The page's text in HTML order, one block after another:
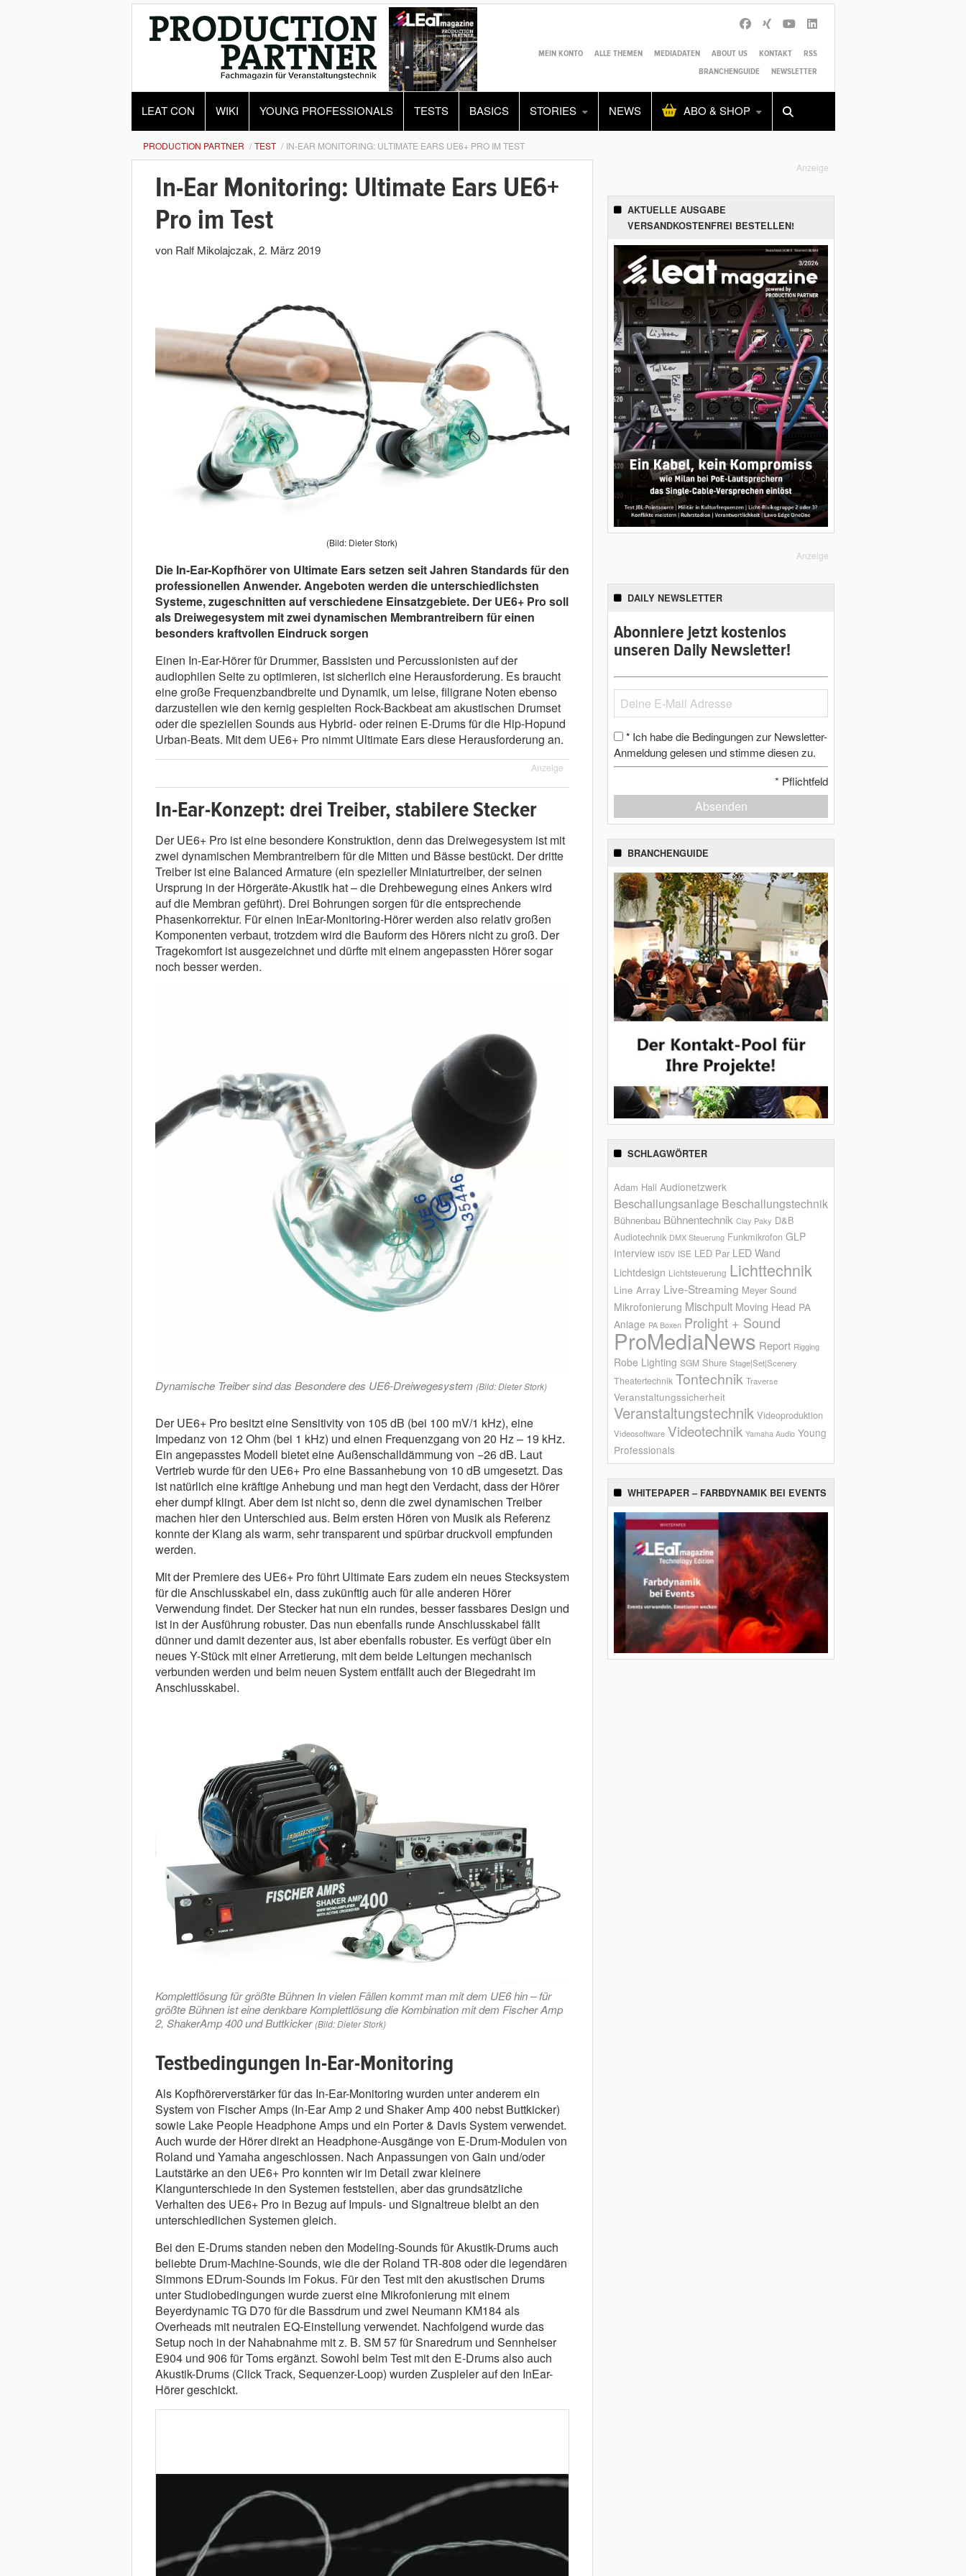
MEIN KONTO ALLE THEMEN MEDIADATEN ABOUT US KONTAKT
RSS
BRANCHENGUIDE
NEWSLETTER
LEAT CON WIKI YOUNG PROFESSIONALS TESTS BASICS STORIES NEWS ABO & SHOP
Alles Shop SUCHEN
PRODUCTION PARTNER TEST IN-EAR MONITORING: ULTIMATE EARS UE6+ PRO IM TEST
In-Ear Monitoring: Ultimate Ears UE6+
Pro im Test
von Ralf Mikolajczak, 2. März 2019
(Bild: Dieter Stork)
Die In-Ear-Kopfhörer von Ultimate Ears setzen seit Jahren Standards für den
professionellen Anwender. Angeboten werden die unterschiedlichsten
Systeme, zugeschnitten auf verschiedene Einsatzgebiete. Der UE6+ Pro soll
als Dreiwegesystem mit zwei dynamischen Membrantreibern für einen
besonders kraftvollen Eindruck sorgen
Einen In-Ear-Hörer für Drummer, Bassisten und Percussionisten auf der
audiophilen Seite zu optimieren, ist sicherlich eine Herausforderung. Es braucht
eine große Frequenzbandbreite und Dynamik, um leise, filigrane Noten ebenso
darzustellen wie den kernig gespielten Rock-Backbeat am akustischen Drumset
oder die speziellen Sounds aus Hybrid- oder reinen E-Drums für die Hip-Hopund
Urban-Beats. Mit dem UE6+ Pro nimmt Ultimate Ears diese Herausforderung an.
Anzeige
In-Ear-Konzept: drei Treiber, stabilere Stecker
Der UE6+ Pro ist eine besondere Konstruktion, denn das Dreiwegesystem ist mit
zwei dynamischen Membrantreibern für die Mitten und Bässe bestückt. Der dritte
Treiber ist eine Balanced Armature (ein spezieller Miniaturtreiber, der seinen
Ursprung in der Hörgeräte-Akustik hat – die Drehbewegung eines Ankers wird
auf die Membran geführt). Drei Bohrungen sorgen für die entsprechende
Phasenkorrektur. Für einen InEar-Monitoring-Hörer werden also relativ großen
Komponenten verbaut, trotzdem wird die Bauform des Hörers nicht zu groß. Der
Tragekomfort ist ausgezeichnet und dürfte mit einem angepassten Hörer sogar
noch besser werden.
Dynamische Treiber sind das Besondere des UE6-Dreiwegesystem (Bild: Dieter Stork)
Der UE6+ Pro besitzt eine Sensitivity von 105 dB (bei 100 mV/1 kHz), eine
Impedanz von 12 Ohm (bei 1 kHz) und einen Frequenzgang von 20 Hz – 19 kHz.
Ein angepasstes Modell bietet eine Außenschalldämmung von −26 dB. Laut
Vertrieb wurde für den UE6+ Pro eine Bassanhebung von 10 dB umgesetzt. Das
ist natürlich eine kräftige Anhebung und man hegt den Verdacht, dass der Hörer
eher dumpf klingt. Aber dem ist nicht so, denn die zwei dynamischen Treiber
machen hier den Unterschied aus. Beim ersten Hören von Musik als Referenz
konnte der Klang als warm, sehr transparent und spürbar druckvoll empfunden
werden.
Mit der Premiere des UE6+ Pro führt Ultimate Ears zudem ein neues Stecksystem
für die Anschlusskabel ein, dass zukünftig auch für alle anderen Hörer
Verwendung findet. Der Stecker hat nun ein rundes, besser fassbares Design und
ist in der Ausführung robuster. Das nun ebenfalls runde Anschlusskabel fällt
dünner und damit dezenter aus, ist aber ebenfalls robuster. Es verfügt über ein
neues Y-Stück mit einer Arretierung, mit dem beide Leitungen mechanisch
verbunden werden und beim neuen System entfällt auch der Biegedraht im
Anschlusskabel.
Komplettlösung für größte Bühnen In vielen Fällen kommt man mit dem UE6 hin – für
größte Bühnen ist eine denkbare Komplettlösung die Kombination mit dem Fischer Amp
2, ShakerAmp 400 und Buttkicker (Bild: Dieter Stork)
Testbedingungen In-Ear-Monitoring
Als Kopfhörerverstärker für das In-Ear-Monitoring wurden unter anderem ein
System von Fischer Amps (In-Ear Amp 2 und Shaker Amp 400 nebst Buttkicker)
sowie Lake People Headphone Amps und ein Porter & Davis System verwendet.
Auch wurde der Hörer direkt an Headphone-Ausgänge von E-Drum-Modulen von
Roland und Yamaha angeschlossen. Nach Anpassungen von Gain und/oder
Lautstärke an den UE6+ Pro konnten wir im Detail zwar kleinere
Klangunterschiede in den Systemen feststellen, aber das grundsätzliche
Verhalten des UE6+ Pro in Bezug auf Impuls- und Signaltreue bleibt an den
unterschiedlichen Systemen gleich.
Bei den E-Drums standen neben den Modeling-Sounds für Akustik-Drums auch
beliebte Drum-Machine-Sounds, wie die der Roland TR-808 oder die legendären
Simmons EDrum-Sounds im Fokus. Für den Test mit den akustischen Drums
unter Studiobedingungen wurde zuerst eine Mikrofonierung mit einem
Beyerdynamic TG D70 für die Bassdrum und zwei Neumann KM184 als
Overheads mit neutralen EQ-Einstellung verwendet. Nachfolgend wurde das
Setup noch in der Nahabnahme mit z. B. SM 57 für Snaredrum und Sennheiser
E904 und 906 für Toms ergänzt. Sowohl beim Test mit den E-Drums also auch
Akustik-Drums (Click Track, Sequenzer-Loop) wurden Zuspieler auf den InEar-
Hörer geschickt.
Anzeige
AKTUELLE AUSGABE
VERSANDKOSTENFREI BESTELLEN!
Anzeige
DAILY NEWSLETTER
Abonniere jetzt kostenlos
unseren Daily Newsletter!
* Ich habe die Bedingungen zur Newsletter-
Anmeldung gelesen und stimme diesen zu.
* Pflichtfeld
Absenden
BRANCHENGUIDE
SCHLAGWÖRTER
Adam Hall Audionetzwerk
Beschallungsanlage Beschallungstechnik
Bühnenbau Bühnentechnik Clay Paky D&B
Audiotechnik DMX Steuerung Funkmikrofon GLP
Interview ISDV ISE LED Par LED Wand
Lichtdesign Lichtsteuerung Lichttechnik
Line Array Live-Streaming Meyer Sound
Mikrofonierung Mischpult Moving Head PA
Anlage PA Boxen Prolight + Sound
ProMediaNews Report Rigging
Robe Lighting SGM Shure Stage|Set|Scenery
Theatertechnik Tontechnik Traverse
Veranstaltungssicherheit
Veranstaltungstechnik Videoproduktion
Videosoftware Videotechnik Yamaha Audio Young
Professionals
WHITEPAPER – FARBDYNAMIK BEI EVENTS